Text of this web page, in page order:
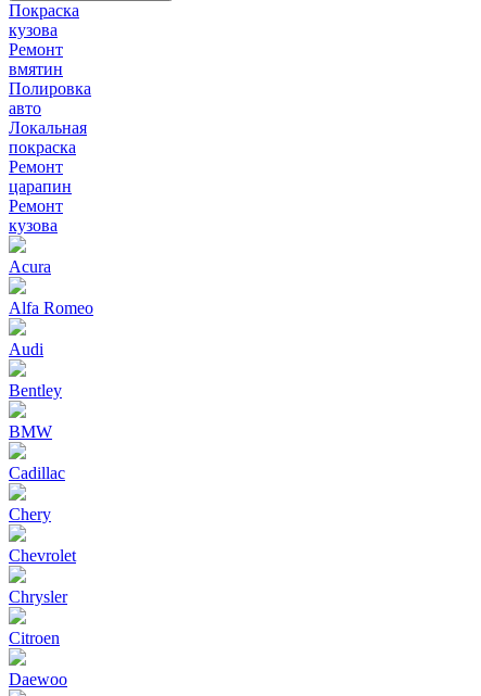
Покраска
кузова
Ремонт
вмятин
Полировка
авто
Локальная
покраска
Ремонт
царапин
Ремонт
кузова
Acura
Alfa Romeo
Audi
Bentley
BMW
Cadillac
Chery
Chevrolet
Chrysler
Citroen
Daewoo